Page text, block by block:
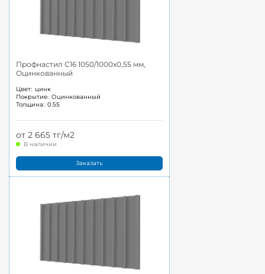
Профнастил С16 1050/1000x0,55 мм,
Оцинкованный
Цвет: цинк
Покрытие: Оцинкованный
Толщина: 0.55
от 2 665 тг/м2
В наличии
Заказать